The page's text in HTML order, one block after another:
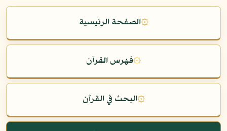
۞الصفحة الرئيسية
۞فهرس القرآن
۞البحث في القرآن